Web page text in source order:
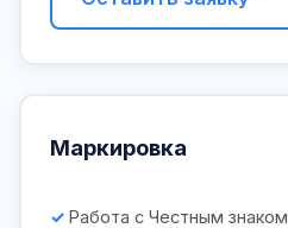
Маркировка
Работа с Честным знаком